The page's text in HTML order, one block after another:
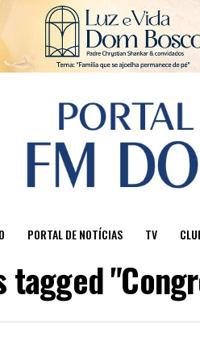
PORTAL DE NOTÍCIAS TV
tagged